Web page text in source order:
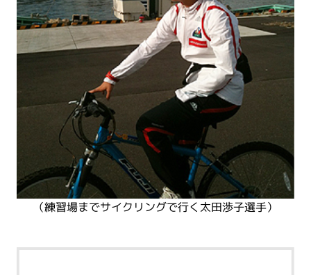
（練習場までサイクリングで行く太田渉子選手）